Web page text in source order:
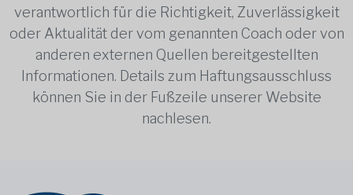
verantwortlich für die Richtigkeit, Zuverlässigkeit
oder Aktualität der vom genannten Coach oder von
anderen externen Quellen bereitgestellten
Informationen. Details zum Haftungsausschluss
können Sie in der Fußzeile unserer Website
nachlesen.